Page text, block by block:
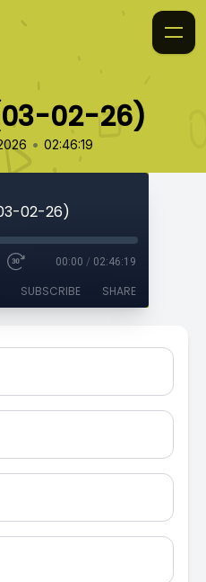
02-26)
• 02:46:19
02-26)
00:00 / 02:46:19
SUBSCRIBE SHARE